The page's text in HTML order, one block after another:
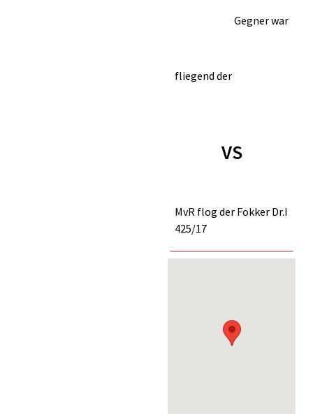
Gegner war
fliegend der
VS
MvR flog der Fokker Dr.I
425/17